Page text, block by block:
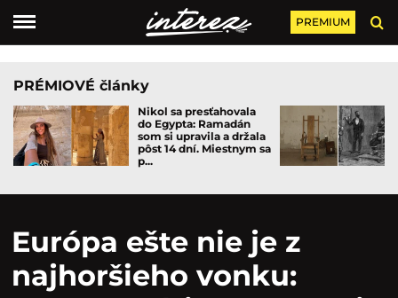
PREMIUM
PRÉMIOVÉ články
Nikol sa presťahovala
do Egypta: Ramadán
som si upravila a držala
pôst 14 dní. Miestnym sa
p...
Európa ešte nie je z
najhoršieho vonku: